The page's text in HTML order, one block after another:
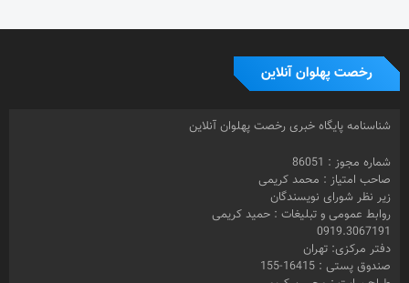
رخصت پهلوان آنلاین
شناسنامه پایگاه خبری رخصت پهلوان آنلاین
شماره مجوز : 86051
صاحب امتیاز : محمد کریمی
زیر نظر شورای نویسندگان
روابط عمومی و تبلیغات : حمید کریمی
0919.3067191
دفتر مرکزی: تهران
صندوق پستی : 16415-155